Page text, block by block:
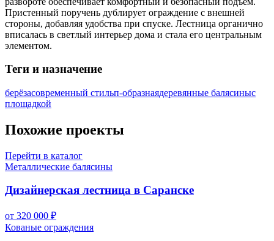
Пристенный поручень дублирует ограждение с внешней
стороны, добавляя удобства при спуске. Лестница органично
вписалась в светлый интерьер дома и стала его центральным
элементом.
Теги и назначение
берёзасовременный стильп-образнаядеревянные балясиныс
площадкой
Похожие проекты
Перейти в каталог
Металлические балясины
Дизайнерская лестница в Саранске
от 320 000 ₽
Кованые ограждения